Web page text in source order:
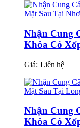
Nhận Cung
Khóa Có
Giá: Liên hệ
Nhận Cung
Khóa Có